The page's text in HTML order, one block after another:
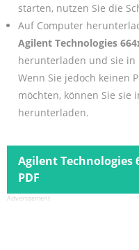
starten, nutzen Sie die
Auf Computer
Agilent Technologies
herunterladen und sie in
Wenn Sie jedoch keinen
möchten, können Sie sie
herunterladen.
Agilent Technologies
PDF
Advertisement